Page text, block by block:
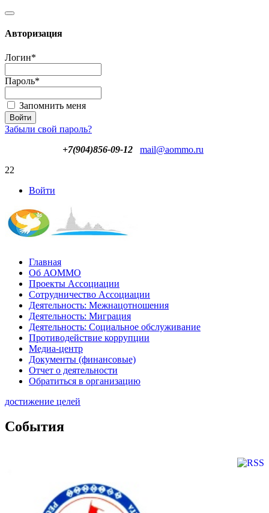
Авторизация
Логин*
Пароль*
Запомнить меня
Забыли свой пароль?
+7(904)856-09-12
mail@aommo.ru
22
Войти
Главная
Об АОММО
Проекты Ассоциации
Сотрудничество Ассоциации
Деятельность: Межнацотношения
Деятельность: Миграция
Деятельность: Социальное обслуживание
Противодействие коррупции
Медиа-центр
Документы (финансовые)
Отчет о деятельности
Обратиться в организацию
достижение целей
События